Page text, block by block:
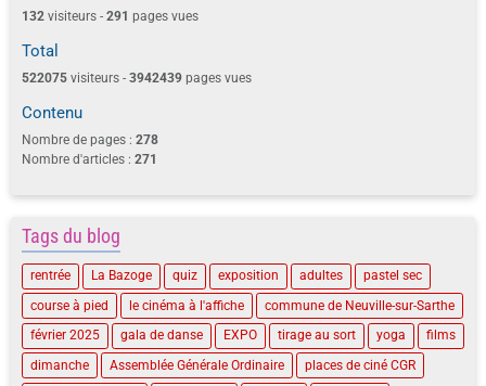
132 visiteurs - 291 pages vues
Total
522075 visiteurs - 3942439 pages vues
Contenu
Nombre de pages : 278
Nombre d'articles : 271
Tags du blog
rentrée La Bazoge quiz exposition adultes
pastel sec
course à pied
le cinéma à l'affiche
commune de Neuville-sur-Sarthe
février 2025
gala de danse EXPO tirage au sort yoga
films
dimanche
Assemblée Générale Ordinaire
places de ciné CGR